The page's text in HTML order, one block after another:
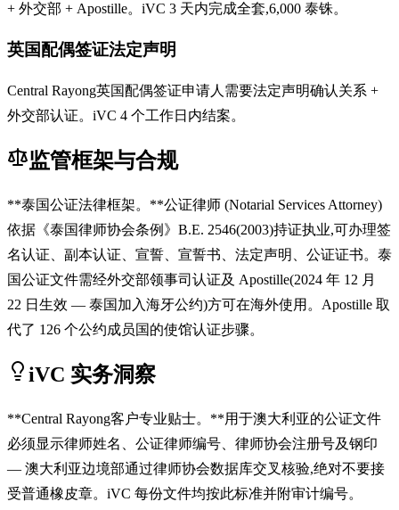
+ 外交部 + Apostille。iVC 3 天内完成全套,6,000 泰铢。
英国配偶签证法定声明
Central Rayong英国配偶签证申请人需要法定声明确认关系 +
外交部认证。iVC 4 个工作日内结案。
监管框架与合规
**泰国公证法律框架。**公证律师 (Notarial Services Attorney)
依据《泰国律师协会条例》B.E. 2546(2003)持证执业,可办理签
名认证、副本认证、宣誓、宣誓书、法定声明、公证证书。泰
国公证文件需经外交部领事司认证及 Apostille(2024 年 12 月
22 日生效 — 泰国加入海牙公约)方可在海外使用。Apostille 取
代了 126 个公约成员国的使馆认证步骤。
iVC 实务洞察
**Central Rayong客户专业贴士。**用于澳大利亚的公证文件
必须显示律师姓名、公证律师编号、律师协会注册号及钢印
— 澳大利亚边境部通过律师协会数据库交叉核验,绝对不要接
受普通橡皮章。iVC 每份文件均按此标准并附审计编号。